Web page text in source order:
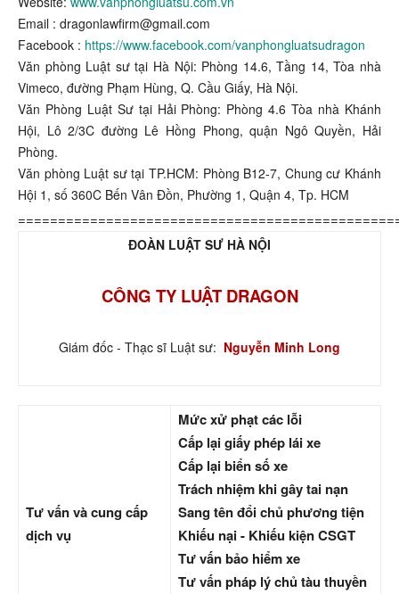
Email : dragonlawfirm@gmail.com
Facebook : https://www.facebook.com/vanphongluatsudragon
Văn phòng Luật sư tại Hà Nội: Phòng 14.6, Tầng 14, Tòa nhà
Vimeco, đường Phạm Hùng, Q. Cầu Giấy, Hà Nội.
Văn Phòng Luật Sư tại Hải Phòng: Phòng 4.6 Tòa nhà Khánh
Hội, Lô 2/3C đường Lê Hồng Phong, quận Ngô Quyền, Hải
Phòng.
Văn phòng Luật sư tại TP.HCM: Phòng B12-7, Chung cư Khánh
Hội 1, số 360C Bến Vân Đồn, Phường 1, Quận 4, Tp. HCM
ĐOÀN LUẬT SƯ HÀ NỘI
CÔNG TY LUẬT DRAGON
Giám đốc - Thạc sĩ Luật sư: Nguyễn Minh Long
Tư vấn và cung cấp
dịch vụ
Mức xử phạt các lỗi
Cấp lại giấy phép lái xe
Cấp lại biển số xe
Trách nhiệm khi gây tai nạn
Sang tên đổi chủ phương tiện
Khiếu nại - Khiếu kiện CSGT
Tư vấn bảo hiểm xe
Tư vấn pháp lý chủ tàu thuyền